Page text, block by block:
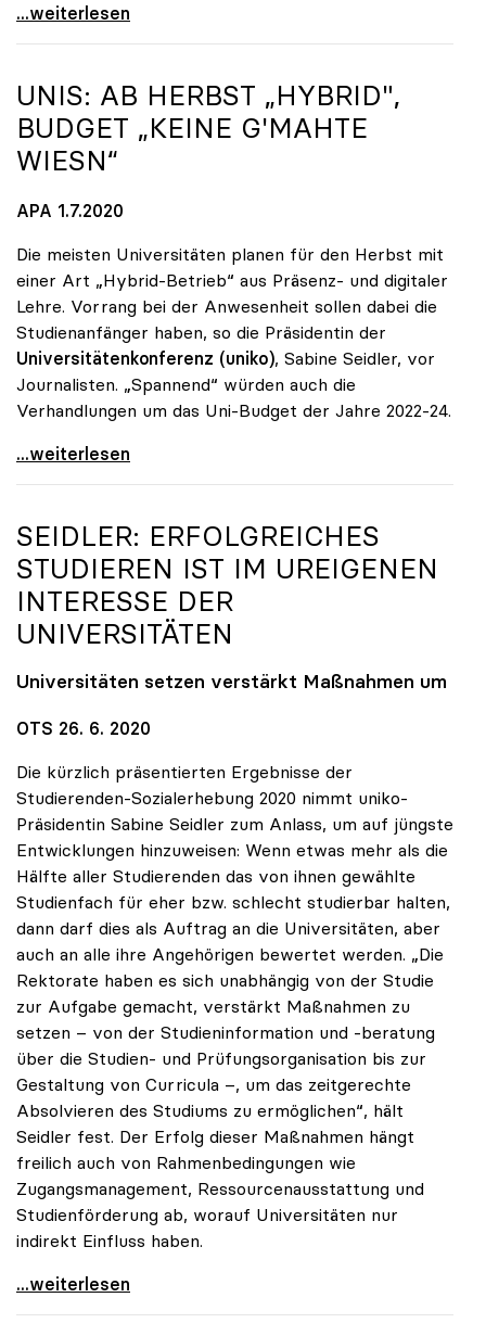
Seidler: „Der Stichtag für das Budget rückt näher“
...weiterlesen
UNIS: AB HERBST „HYBRID",
BUDGET „KEINE G'MAHTE
WIESN“
APA 1.7.2020
Die meisten Universitäten planen für den Herbst mit
einer Art „Hybrid-Betrieb“ aus Präsenz- und digitaler
Lehre. Vorrang bei der Anwesenheit sollen dabei die
Studienanfänger haben, so die Präsidentin der
Universitätenkonferenz (uniko), Sabine Seidler, vor
Journalisten. „Spannend“ würden auch die
Verhandlungen um das Uni-Budget der Jahre 2022-24.
Unis: Ab Herbst „hybrid\", Budget „keine g'mahte
...weiterlesen
SEIDLER: ERFOLGREICHES
STUDIEREN IST IM UREIGENEN
INTERESSE DER
UNIVERSITÄTEN
Universitäten setzen verstärkt Maßnahmen um
OTS 26. 6. 2020
Die kürzlich präsentierten Ergebnisse der
Studierenden-Sozialerhebung 2020 nimmt uniko-
Präsidentin Sabine Seidler zum Anlass, um auf jüngste
Entwicklungen hinzuweisen: Wenn etwas mehr als die
Hälfte aller Studierenden das von ihnen gewählte
Studienfach für eher bzw. schlecht studierbar halten,
dann darf dies als Auftrag an die Universitäten, aber
auch an alle ihre Angehörigen bewertet werden. „Die
Rektorate haben es sich unabhängig von der Studie
zur Aufgabe gemacht, verstärkt Maßnahmen zu
setzen – von der Studieninformation und -beratung
über die Studien- und Prüfungsorganisation bis zur
Gestaltung von Curricula –, um das zeitgerechte
Absolvieren des Studiums zu ermöglichen“, hält
Seidler fest. Der Erfolg dieser Maßnahmen hängt
freilich auch von Rahmenbedingungen wie
Zugangsmanagement, Ressourcenausstattung und
Studienförderung ab, worauf Universitäten nur
indirekt Einfluss haben.
Seidler: Erfolgreiches Studieren ist im ureigenen
...weiterlesen